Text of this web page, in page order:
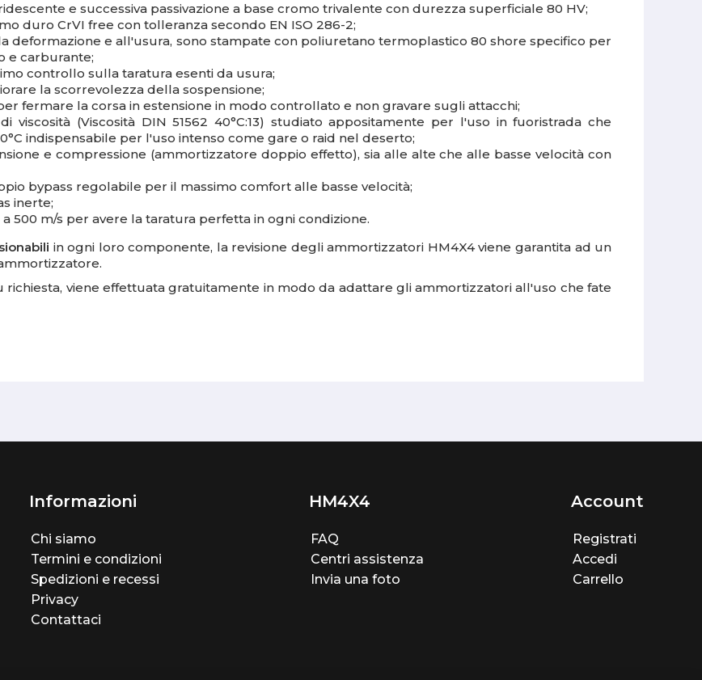
e successiva passivazione a base cromo trivalente con durezza superficiale 80 HV;
duro CrVI free con tolleranza secondo EN ISO 286-2;
deformazione e all'usura, sono stampate con poliuretano termoplastico 80 shore specifico per
e carburante;
controllo sulla taratura esenti da usura;
la scorrevolezza della sospensione;
fermare la corsa in estensione in modo controllato e non gravare sugli attacchi;
viscosità (Viscosità DIN 51562 40°C:13) studiato appositamente per l'uso in fuoristrada che
indispensabile per l'uso intenso come gare o raid nel deserto;
e compressione (ammortizzatore doppio effetto), sia alle alte che alle basse velocità con
bypass regolabile per il massimo comfort alle basse velocità;
inerte;
a 500 m/s per avere la taratura perfetta in ogni condizione.
in ogni loro componente, la revisione degli ammortizzatori HM4X4viene garantita ad un
richiesta, viene effettuatagratuitamente in modo da adattare gli ammortizzatori all'uso che fate
Informazioni
Chi siamo
Termini e condizioni
Spedizioni e recessi
Privacy
Contattaci
HM4X4
FAQ
Centri assistenza
Invia una foto
Account
Registrati
Accedi
Carrello